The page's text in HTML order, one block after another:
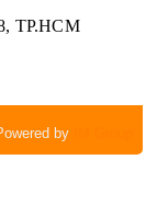
TP.HCM
by